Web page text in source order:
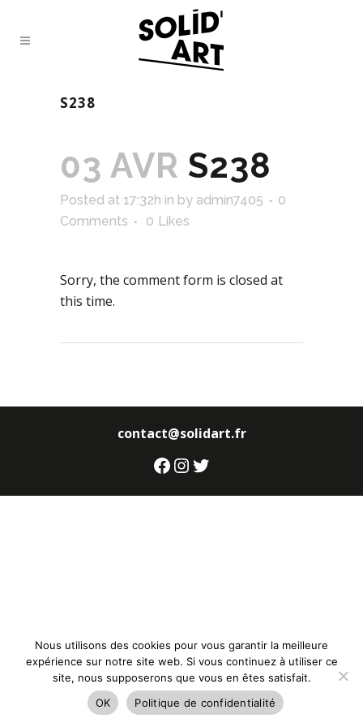
S238
03 AVR S238
Posted at 17:32h in by admin7405
0
Comments
0 Likes
Sorry, the comment form is closed at
this time.
contact@solidart.fr
Facebook
Instagram
Twitter
Nous utilisons des cookies pour vous garantir la meilleure
expérience sur notre site web. Si vous continuez à utiliser ce
site, nous supposerons que vous en êtes satisfait.
OK
Politique de confidentialité